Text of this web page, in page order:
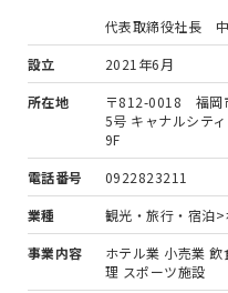
代表取締役社長
設立
2021年6月
所在地
〒812-0018 福岡
5号 キャナルシテ
9F
電話番号
0922823211
業種
観光・旅行・宿泊
事業内容
ホテル業 小売業
理 スポーツ施設